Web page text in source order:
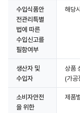
수입식품안
전관리특별
법에 따른
수입신고를
필함여부
해당
생산자 및
수입자
상품
(가공
소비자안전
을 위한
제품